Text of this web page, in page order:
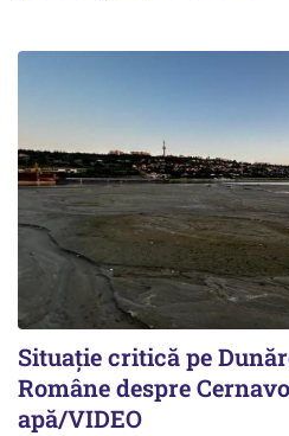
Situație critică pe
Române despre
apă/VIDEO